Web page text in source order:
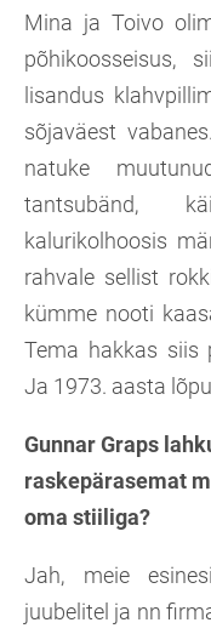
Mina ja Toivo
põhikoosseisus,
lisandus
sõjaväest
natuke
tantsubänd,
kalurikolhoosis
rahvale sellist
kümme nooti
Tema hakkas siis
Ja 1973. aasta
Gunnar Graps
raskepärasemat
oma stiiliga?
Jah, meie
juubelitel ja nn